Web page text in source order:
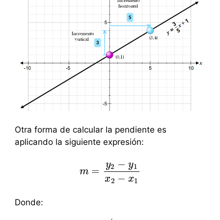
Otra forma de calcular la pendiente es
aplicando la siguiente expresión:
m =
y2 − y1
x2 − x1
m=y2 −y1x2−x1
Donde: